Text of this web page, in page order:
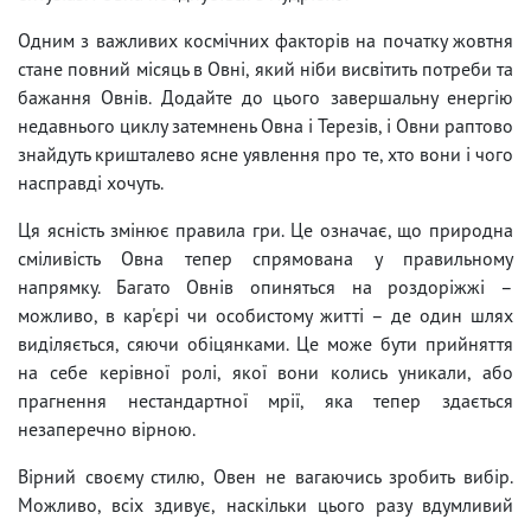
Одним з важливих космічних факторів на початку жовтня
стане повний місяць в Овні, який ніби висвітить потреби та
бажання Овнів. Додайте до цього завершальну енергію
недавнього циклу затемнень Овна і Терезів, і Овни раптово
знайдуть кришталево ясне уявлення про те, хто вони і чого
насправді хочуть.
Ця ясність змінює правила гри. Це означає, що природна
сміливість Овна тепер спрямована у правильному
напрямку. Багато Овнів опиняться на роздоріжжі –
можливо, в кар'єрі чи особистому житті – де один шлях
виділяється, сяючи обіцянками. Це може бути прийняття
на себе керівної ролі, якої вони колись уникали, або
прагнення нестандартної мрії, яка тепер здається
незаперечно вірною.
Вірний своєму стилю, Овен не вагаючись зробить вибір.
Можливо, всіх здивує, наскільки цього разу вдумливий